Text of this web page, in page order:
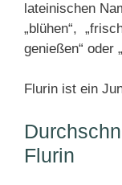
lateinischen
„blühen“,
genießen“ oder
Flurin ist ein
Flurin